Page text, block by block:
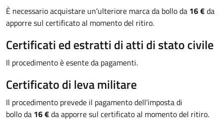
È necessario acquistare un'ulteriore marca da bollo da 16 €da
apporre sul certificato al momento del ritiro.
Certificati ed estratti di atti di stato civile
Il procedimento è esente da pagamenti.
Certificato di leva militare
Il procedimento prevede il pagamento dell'imposta di
bollo da 16 €da apporre sul certificato al momento del ritiro.